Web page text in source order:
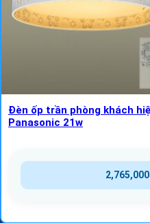
Đèn ốp trần phòng khách
Panasonic 21w
2,765,000